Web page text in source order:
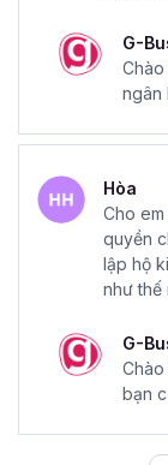
G-
Chào
ngân
Hòa
Cho
quyền
lập hộ
như thế
G-
bạn